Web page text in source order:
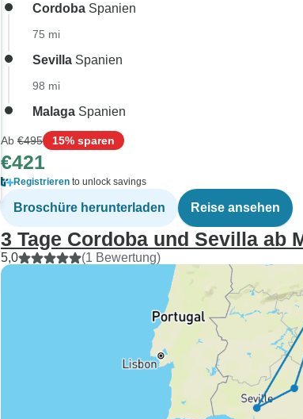
Cordoba Spanien
75 mi
Sevilla Spanien
98 mi
Malaga Spanien
Ab €495 15% sparen
€421
Registrieren to unlock savings
Broschüre herunterladen Reise ansehen
3 Tage Cordoba und Sevilla ab
5,0 (1 Bewertung)